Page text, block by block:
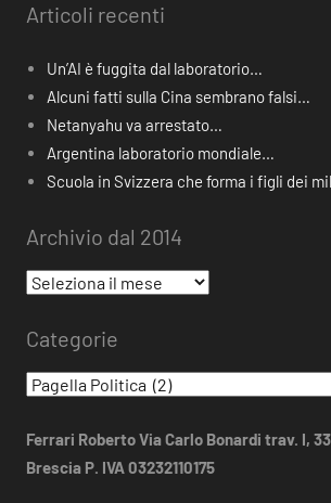
Articoli recenti
Un’AI è fuggita dal laboratorio…
Alcuni fatti sulla Cina sembrano falsi…
Netanyahu va arrestato…
Argentina laboratorio mondiale…
Scuola in Svizzera che forma i figli dei
Archivio dal 2014
Archivio
2014
Categorie
Categorie
Ferrari Roberto Via Carlo Bonardi trav. I,
Brescia P. IVA 03232110175